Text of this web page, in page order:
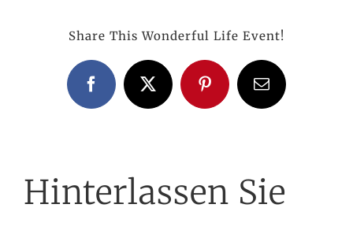
Share This Wonderful Life Event!
FacebookX PinterestE-
Mail
Hinterlassen Sie